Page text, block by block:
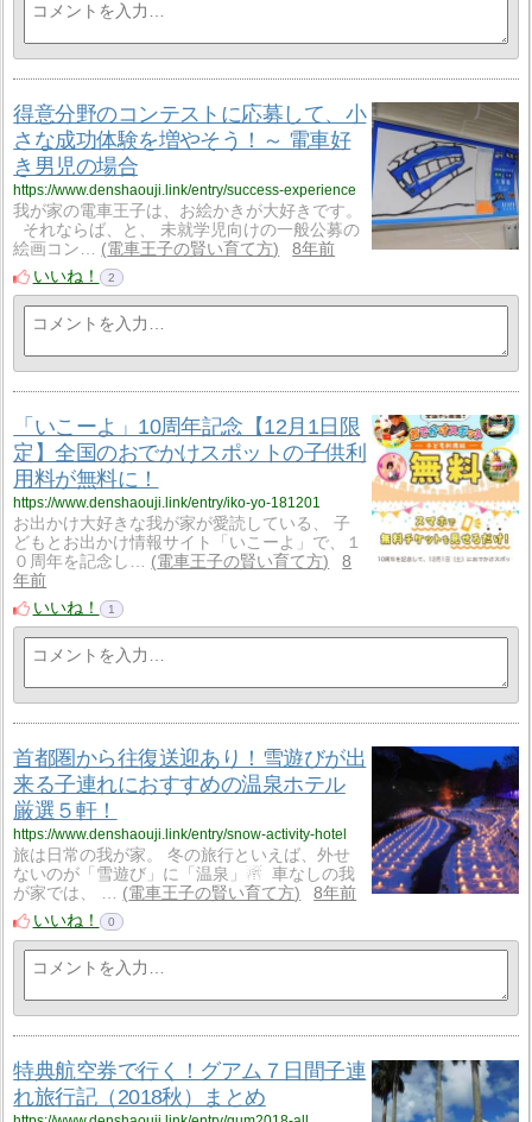
得意分野のコンテストに応募して、小
さな成功体験を増やそう！～ 電車好
き男児の場合
https://www.denshaouji.link/entry/success-experience
我が家の電車王子は、お絵かきが大好きです。
それならば、と、 未就学児向けの一般公募の
絵画コン…
電車王子の賢い育て方
8年前
いいね！
2
「いこーよ」10周年記念【12月1日限
定】全国のおでかけスポットの子供利
用料が無料に！
https://www.denshaouji.link/entry/iko-yo-181201
お出かけ大好きな我が家が愛読している、 子
どもとお出かけ情報サイト「いこーよ」で、１
０周年を記念し…
電車王子の賢い育て方
8
年前
いいね！
1
首都圏から往復送迎あり！雪遊びが出
来る子連れにおすすめの温泉ホテル
厳選５軒！
https://www.denshaouji.link/entry/snow-activity-hotel
旅は日常の我が家。 冬の旅行といえば、外せ
ないのが「雪遊び」に「温泉」☃ 車なしの我
が家では、 …
電車王子の賢い育て方
8年前
いいね！
0
特典航空券で行く！グアム７日間子連
れ旅行記（2018秋）まとめ